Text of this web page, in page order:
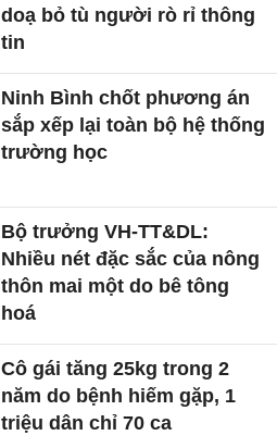
doạ bỏ tù người rò rỉ thông
tin
Ninh Bình chốt phương án
sắp xếp lại toàn bộ hệ thống
trường học
Bộ trưởng VH-TT&DL:
Nhiều nét đặc sắc của nông
thôn mai một do bê tông
hoá
Cô gái tăng 25kg trong 2
năm do bệnh hiếm gặp, 1
triệu dân chỉ 70 ca